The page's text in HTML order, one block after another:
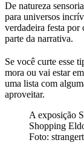
De natureza
para universos
verdadeira festa por
parte da narrativa.
Se você curte esse
mora ou vai estar em
uma lista com
aproveitar.
A exposição
Shopping
Foto: